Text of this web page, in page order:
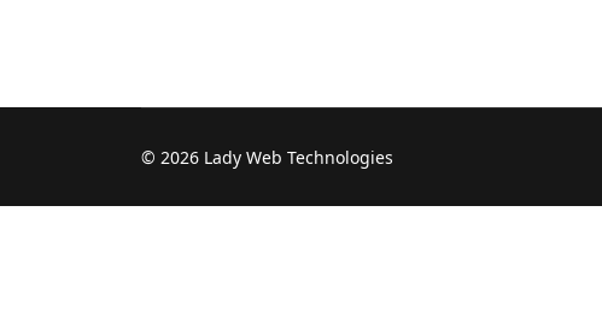
© 2026 Lady Web Technologies